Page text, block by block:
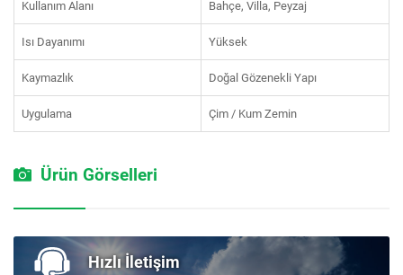
Kullanım Alanı Bahçe, Villa, Peyzaj
Isı Dayanımı Yüksek
Kaymazlık Doğal Gözenekli Yapı
Uygulama Çim / Kum Zemin
Ürün Görselleri
Hızlı İletişim